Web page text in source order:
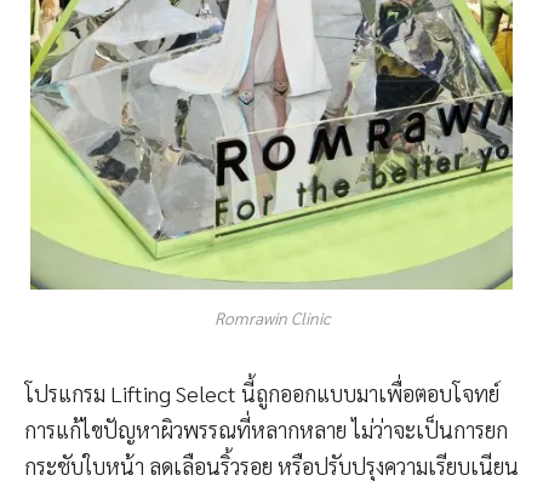
Romrawin Clinic
โปรแกรม Lifting Select นี้ถูกออกแบบมาเพื่อตอบโจทย์
การแก้ไขปัญหาผิวพรรณที่หลากหลาย ไม่ว่าจะเป็นการยก
กระชับใบหน้า ลดเลือนริ้วรอย หรือปรับปรุงความเรียบเนียน